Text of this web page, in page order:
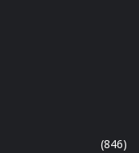
(846)